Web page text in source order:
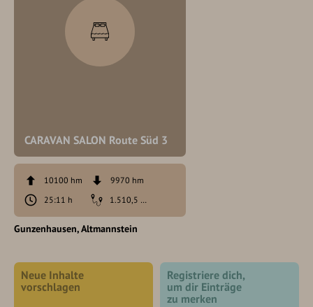
CARAVAN SALON Route Süd 3
10100 hm
9970 hm
25:11 h
1.510,5 km
Gunzenhausen Altmannstein
Neue Inhalte
vorschlagen
Registriere dich,
um dir Einträge
zu merken